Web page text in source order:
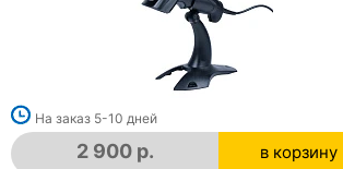
На заказ 5-10 дней
2 900 р. в корзину